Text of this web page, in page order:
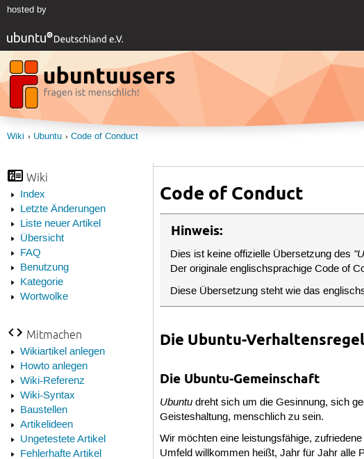
hosted by
Wiki Ubuntu Code of Conduct
Wiki
Index
Letzte Änderungen
Liste neuer Artikel
Übersicht
FAQ
Benutzung
Kategorie
Wortwolke
Mitmachen
Wikiartikel anlegen
Howto anlegen
Wiki-Referenz
Wiki-Syntax
Baustellen
Artikelideen
Ungetestete Artikel
Fehlerhafte Artikel
Code of Conduct
Hinweis:
Dies ist keine offizielle Übersetzung des
Der originale englischsprachige Code of
Diese Übersetzung steht wie das
Die Ubuntu-
Die Ubuntu-Gemeinschaft
Ubuntu dreht sich um die Gesinnung, sich
Geisteshaltung, menschlich zu sein.
Wir möchten eine leistungsfähige,
Umfeld willkommen heißt, Jahr für Jahr alle